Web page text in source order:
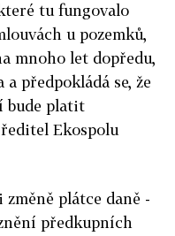
tu fungovalo
u pozemků,
mnoho let dopředu,
předpokládá se, že
bude platit
Ekospolu
plátce daně -
předkupních